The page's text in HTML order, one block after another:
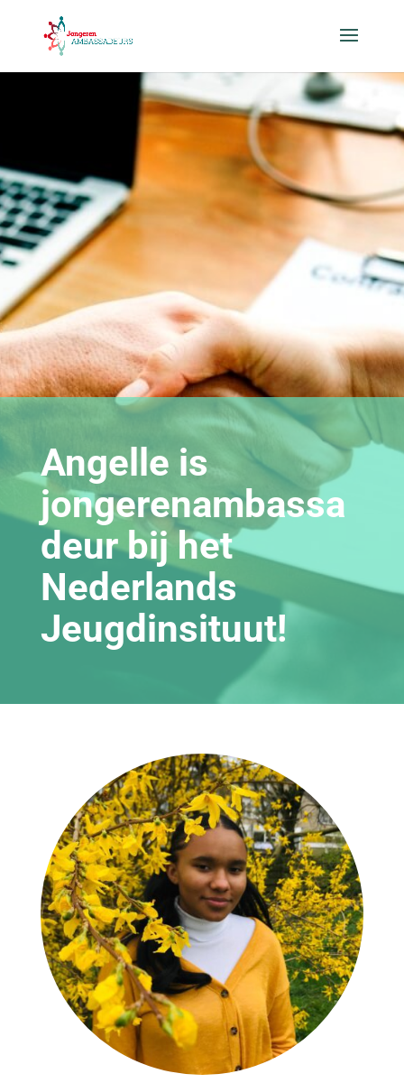
Angelle is
jongerenambassa
deur bij het
Nederlands
Jeugdinsituut!